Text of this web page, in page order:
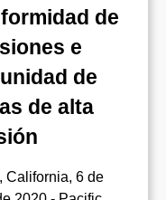
de
e
de
de alta
California, 6 de